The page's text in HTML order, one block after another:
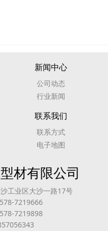
新闻中心
公司动态
行业新闻
联系我们
联系方式
电子地图
材有限公司
工业区大沙一路17号
7219666
7219898